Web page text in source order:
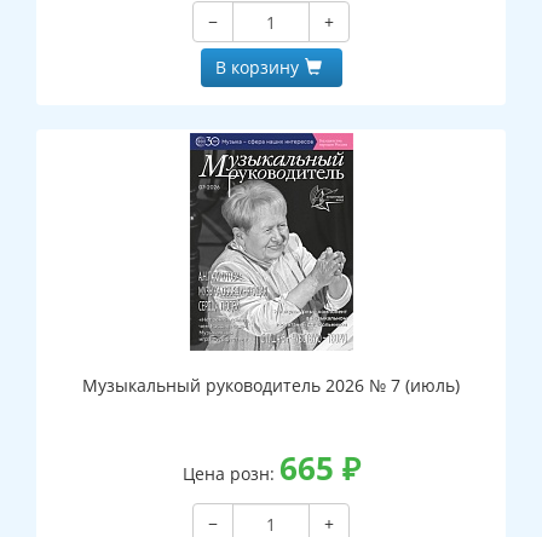
−
+
В корзину
Музыкальный руководитель 2026 № 7 (июль)
Цена розн: 665 ₽
−
+